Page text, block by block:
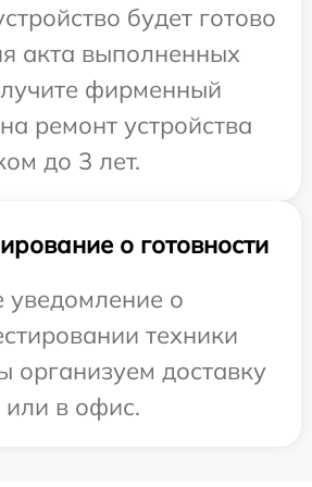
будет готово
акта выполненных
фирменный
ремонт устройства
до 3 лет.
о готовности
уведомление о
техники
организуем доставку
в офис.